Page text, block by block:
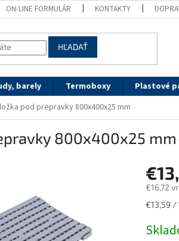
ON-LINE FORMULÁR KONTAKTY
HĽADAŤ
barely Termoboxy Plastové
pod prepravky 800x400x25 mm
800x400x25 mm
€16,72
€13,59 /